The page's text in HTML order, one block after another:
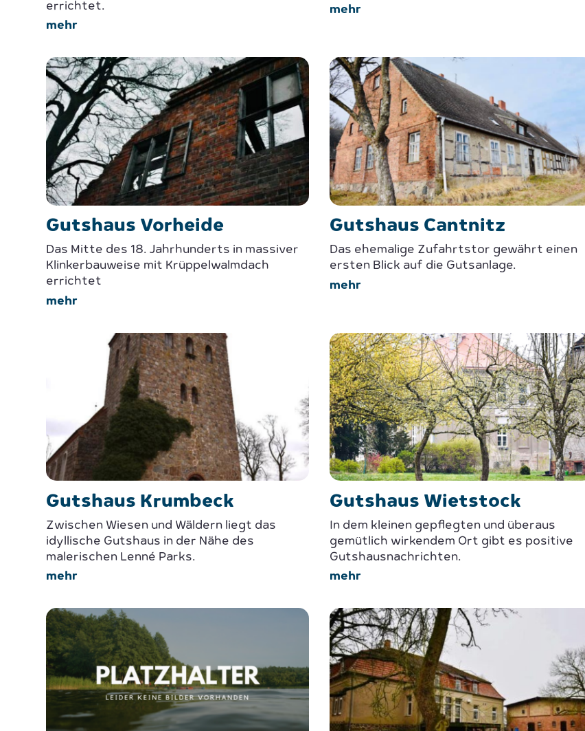
errichtet.
mehr
mehr
Gutshaus Vorheide
Das Mitte des 18. Jahrhunderts in massiver
Klinkerbauweise mit Krüppelwalmdach
errichtet
mehr
Gutshaus Cantnitz
Das ehemalige Zufahrtstor gewährt einen
ersten Blick auf die Gutsanlage.
mehr
Gutshaus Krumbeck
Zwischen Wiesen und Wäldern liegt das
idyllische Gutshaus in der Nähe des
malerischen Lenné Parks.
mehr
Gutshaus Wietstock
In dem kleinen gepflegten und überaus
gemütlich wirkendem Ort gibt es positive
Gutshausnachrichten.
mehr